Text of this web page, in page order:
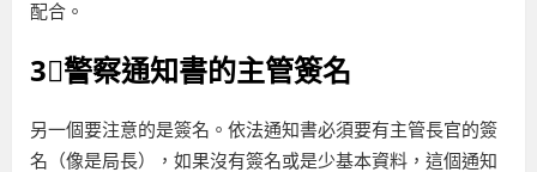
配合。
3⃣警察通知書的主管簽名
另一個要注意的是簽名。依法通知書必須要有主管長官的簽
名（像是局長），如果沒有簽名或是少基本資料，這個通知